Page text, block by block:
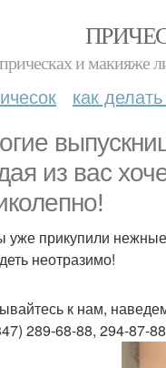
и макияже
как
из вас
уже прикупили
неотразимо!
к нам,
289-68-88, 294-87-88